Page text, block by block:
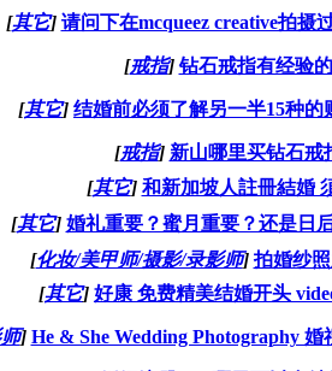
[其它] 请问下在mcqueez creative拍摄
[戒指] 钻石戒指有经验
[其它] 结婚前必须了解另一半15种的
[戒指] 新山哪里买钻石戒
[其它] 和新加坡人註冊結婚
[其它] 婚礼重要？蜜月重要？还是日
[化妆/美甲师/摄影/录影师] 拍婚纱
[其它] 好康 免费精美结婚开头
] He & She Wedding Photography